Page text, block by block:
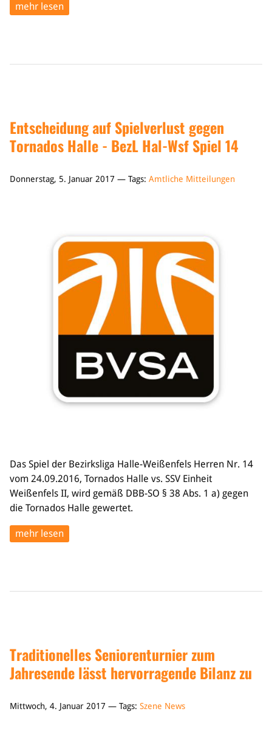
mehr lesen
Entscheidung auf Spielverlust gegen
Tornados Halle - BezL Hal-Wsf Spiel 14
Donnerstag, 5. Januar 2017 — Tags: Amtliche Mitteilungen
Das Spiel der Bezirksliga Halle-Weißenfels Herren Nr. 14
vom 24.09.2016, Tornados Halle vs. SSV Einheit
Weißenfels II, wird gemäß DBB-SO § 38 Abs. 1 a) gegen
die Tornados Halle gewertet.
mehr lesen
Traditionelles Seniorenturnier zum
Jahresende lässt hervorragende Bilanz zu
Mittwoch, 4. Januar 2017 — Tags: Szene News